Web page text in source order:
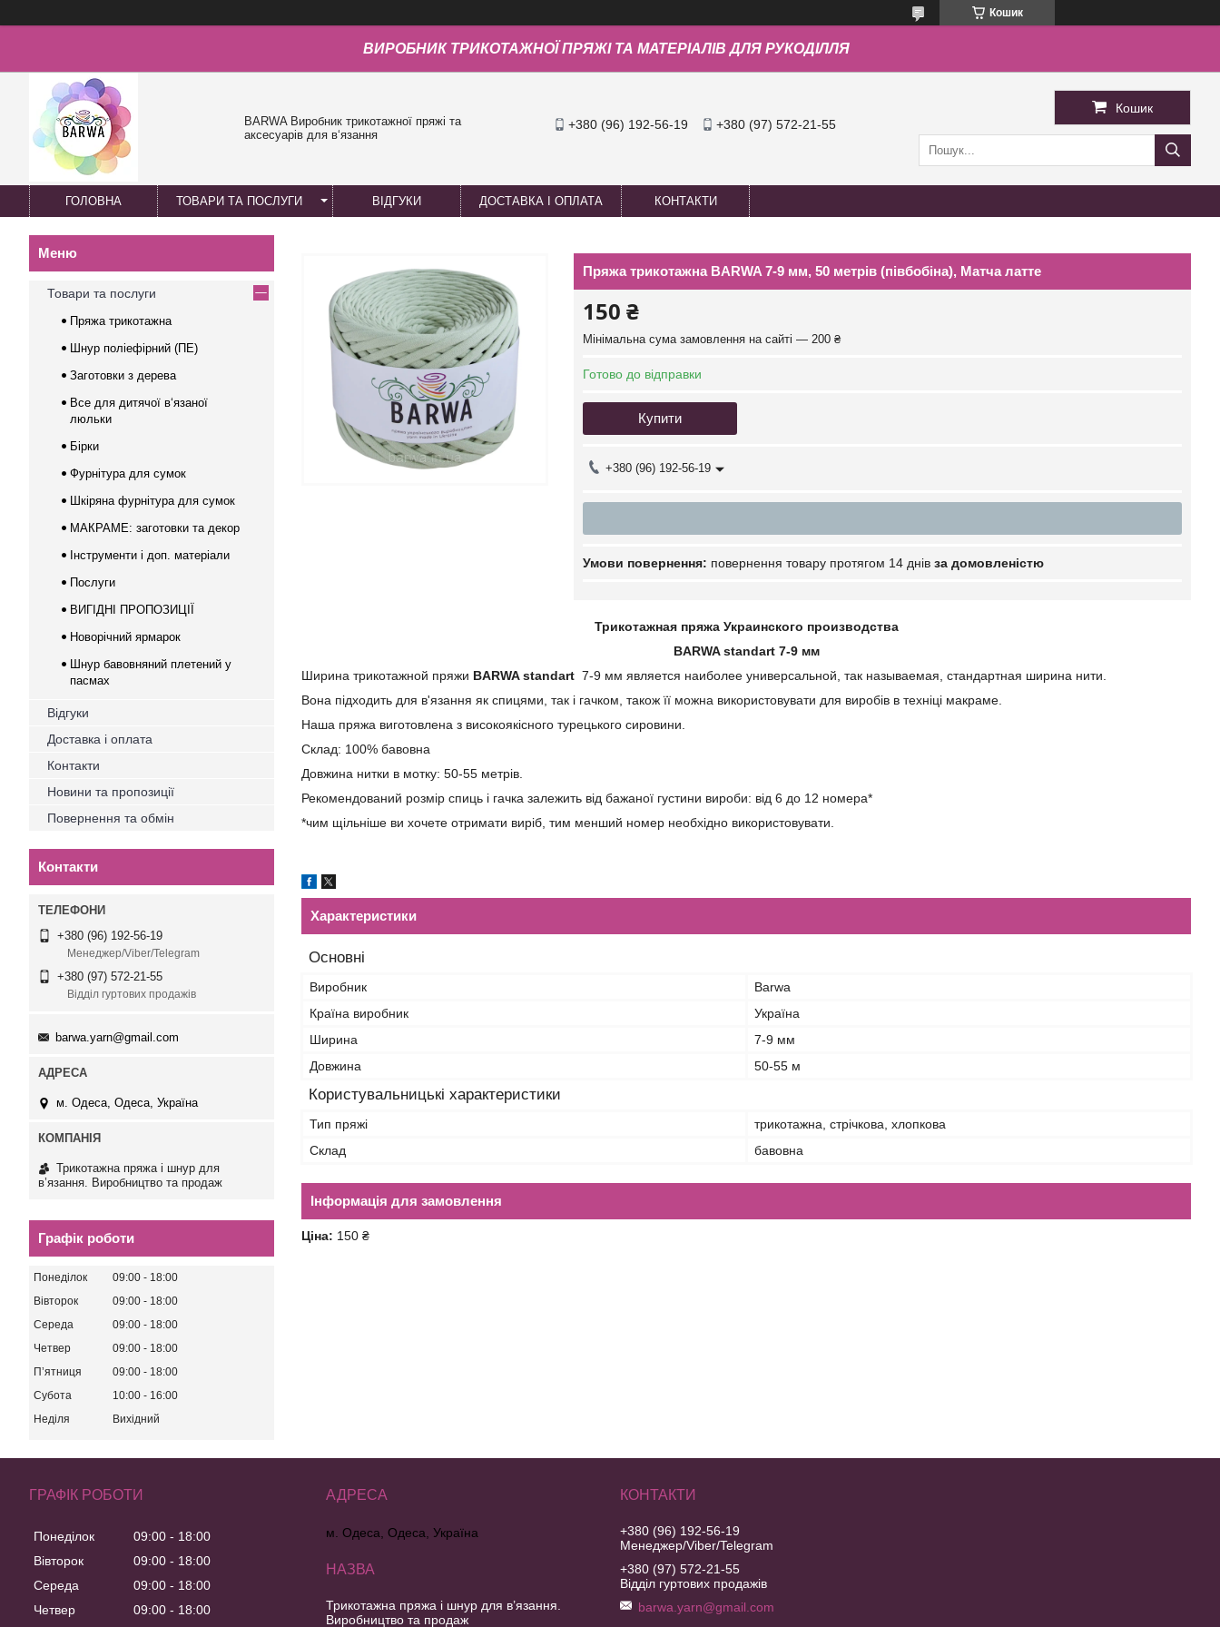
Кошик
ВИРОБНИК ТРИКОТАЖНОЇ ПРЯЖІ ТА МАТЕРІАЛІВ ДЛЯ РУКОДІЛЛЯ
BARWA Виробник трикотажної пряжі та
аксесуарів для в‘язання
+380 (96) 192-56-19 +380 (97) 572-21-55
Кошик
ГОЛОВНА ТОВАРИ ТА ПОСЛУГИ ВІДГУКИ ДОСТАВКА І ОПЛАТА КОНТАКТИ
Пряжа трикотажна BARWA 7-9 мм, 50 метрів (півбобіна), Матча латте
150 ₴
Мінімальна сума замовлення на сайті — 200 ₴
Готово до відправки
Купити
+380 (96) 192-56-19
повернення товару протягом 14 днів за домовленістю
Трикотажная пряжа Украинского производства
BARWA standart 7-9 мм
Ширина трикотажной пряжи BARWA standart 7-9 мм является наиболее универсальной, так называемая, стандартная ширина нити.
Вона підходить для в'язання як спицями, так і гачком, також її можна використовувати для виробів в техніці макраме.
Наша пряжа виготовлена з високоякісного турецького сировини.
Склад: 100% бавовна
Довжина нитки в мотку: 50-55 метрів.
Рекомендований розмір спиць і гачка залежить від бажаної густини вироби: від 6 до 12 номера*
*чим щільніше ви хочете отримати виріб, тим менший номер необхідно використовувати.
Характеристики
Основні
Виробник
Barwa
Країна виробник
Україна
Ширина
7-9 мм
Довжина
50-55 м
Користувальницькі характеристики
Тип пряжі
трикотажна, стрічкова, хлопкова
Склад
бавовна
Інформація для замовлення
Ціна: 150 ₴
Товари та послуги
Пряжа трикотажна
Шнур поліефірний (ПЕ)
Заготовки з дерева
Все для дитячої в‘язаної
люльки
Бірки
Фурнітура для сумок
Шкіряна фурнітура для сумок
МАКРАМЕ: заготовки та декор
Інструменти і доп. матеріали
Послуги
ВИГІДНІ ПРОПОЗИЦІЇ
Новорічний ярмарок
Шнур бавовняний плетений у
пасмах
Відгуки
Доставка і оплата
Контакти
Новини та пропозиції
Повернення та обмін
Контакти
+380 (96) 192-56-19
Менеджер/Viber/Telegram
+380 (97) 572-21-55
Відділ гуртових продажів
barwa.yarn@gmail.com
м. Одеса, Одеса, Україна
Трикотажна пряжа і шнур для
в’язання. Виробництво та продаж
Графік роботи
Понеділок 09:00
18:00
Вівторок
09:00
18:00
Середа
09:00
18:00
Четвер
09:00
18:00
Пʼятниця
09:00
18:00
Субота
10:00
16:00
Неділя
Вихідний
ГРАФІК РОБОТИ
Понеділок 09:00
18:00
Вівторок
09:00
18:00
Середа
09:00
18:00
Четвер
09:00 18:00
м. Одеса, Одеса, Україна
Трикотажна пряжа і шнур для в’язання.
Виробництво та продаж
+380 (96) 192-56-19
Менеджер/Viber/Telegram
+380 (97) 572-21-55
Відділ гуртових продажів
barwa.yarn@gmail.com